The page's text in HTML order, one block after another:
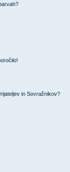
in Sovražnikov?